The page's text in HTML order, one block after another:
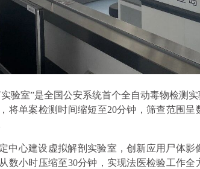
验室”是全国公安系统首个全自动毒物检测
将单案检测时间缩短至20分钟，筛查范围
中心建设虚拟解剖实验室，创新应用尸体
数小时压缩至30分钟，实现法医检验工作